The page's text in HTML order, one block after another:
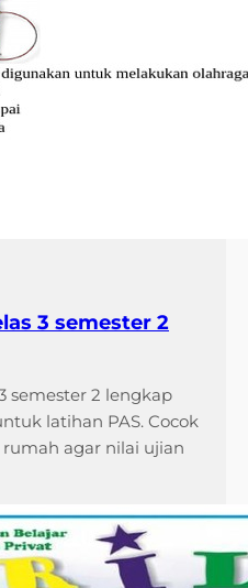
3 semester 2
semester 2 lengkap
latihan PAS. Cocok
agar nilai ujian